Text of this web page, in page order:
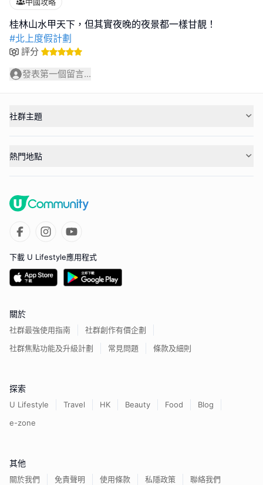
#北上度假計劃
評分
發表第一個留言...
社群主題
熱門地點
下載 U Lifestyle應用程式
關於
社群最強使用指南
社群創作有價企劃
社群焦點功能及升級計劃
常見問題 條款及細則
探索
U Lifestyle Travel HK Beauty Food
Blog
e-zone
其他
關於我們 免責聲明 使用條款 私隱政策 聯絡我們